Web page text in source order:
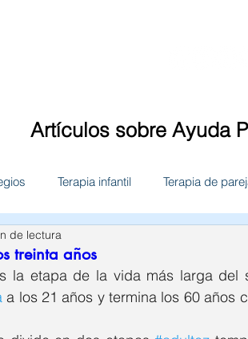
Artículos sobre Ayuda
Terapia infantil Terapia de
familiar
Psic. Valeria Solorio
treinta años
de lectura
a los 21 años y termina los 60 años